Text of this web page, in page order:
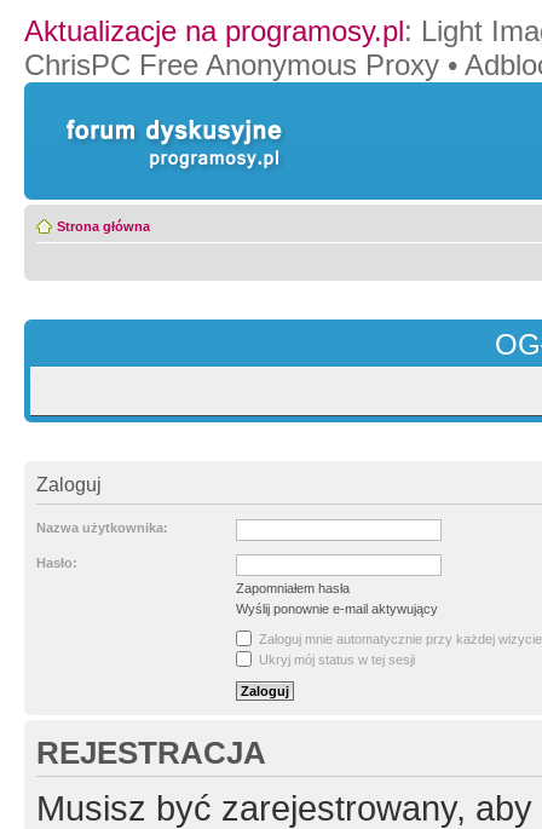
Aktualizacje na programosy.pl: Light
ChrisPC Free Anonymous Proxy •
Strona główna
Zaloguj
Nazwa użytkownika:
Hasło:
Zapomniałem hasła
Wyślij ponownie e-mail aktywujący
Zaloguj mnie automatycznie przy każdej wizycie
Ukryj mój status w tej sesji
REJESTRACJA
Musisz być zarejestrowany,